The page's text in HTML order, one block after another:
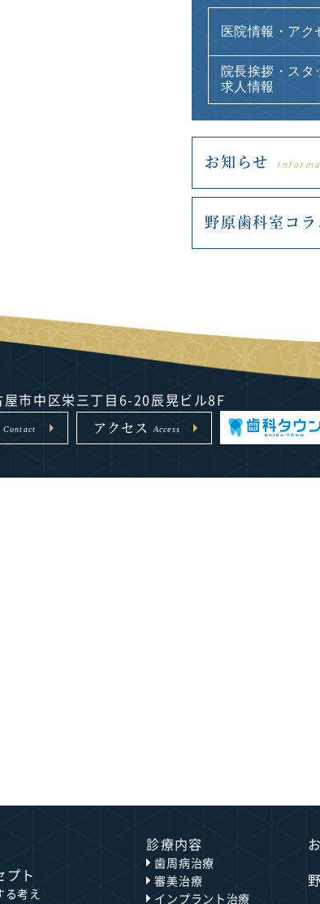
医院情報・アク
院長挨拶・スタ
求人情報
お知らせ
野原歯科室コラ
市中区栄三丁目6-20辰晃ビル8F
Contact アクセス Access
プト
る考え
診療内容
歯周病治療
審美治療
インプラント治療